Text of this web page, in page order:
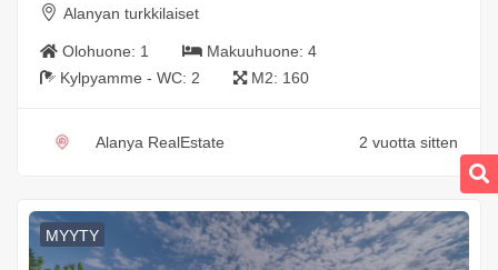
Alanyan turkkilaiset
Olohuone: 1 Makuuhuone: 4
Kylpyamme - WC: 2 M2: 160
Alanya RealEstate 2 vuotta sitten
MYYTY